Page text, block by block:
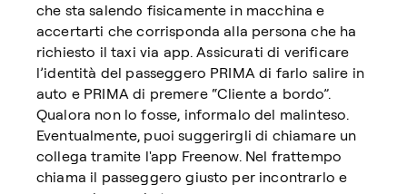
che sta salendo fisicamente in macchina e
accertarti che corrisponda alla persona che ha
richiesto il taxi via app. Assicurati di verificare
l’identità del passeggero PRIMA di farlo salire in
auto e PRIMA di premere “Cliente a bordo”.
Qualora non lo fosse, informalo del malinteso.
Eventualmente, puoi suggerirgli di chiamare un
collega tramite l'app Freenow. Nel frattempo
chiama il passeggero giusto per incontrarlo e